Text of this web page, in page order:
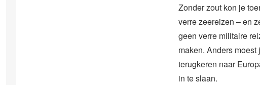
Zonder zout kon je
verre zeereizen – en
geen verre militaire
maken. Anders moest
terugkeren naar
in te slaan.